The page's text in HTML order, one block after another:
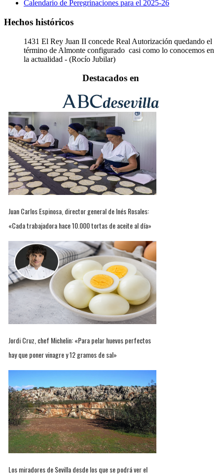
Calendario de Peregrinaciones para el 2025-26
Hechos históricos
1431 El Rey Juan II concede Real Autorización quedando el
término de Almonte configurado casi como lo conocemos en
la actualidad - (Rocío Jubilar)
Destacados en
Juan Carlos Espinosa, director general de Inés Rosales:
«Cada trabajadora hace 10.000 tortas de aceite al día»
Jordi Cruz, chef Michelin: «Para pelar huevos perfectos
hay que poner vinagre y 12 gramos de sal»
Los miradores de Sevilla desde los que se podrá ver el